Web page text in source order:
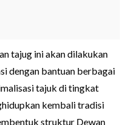
tajug ini akan dilakukan
dengan bantuan berbagai
tajuk di tingkat
kembali tradisi
struktur Dewan